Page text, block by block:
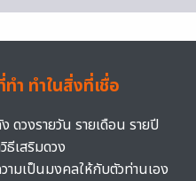
ำ ทำในสิ่งที่เชื่อ
ดวงรายวัน รายเดือน รายปี
เสริมดวง
ามเป็นมงคลให้กับตัวท่านเอง